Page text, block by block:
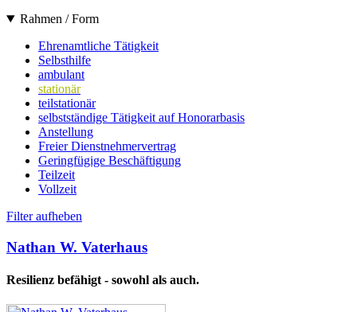
Rahmen / Form
Ehrenamtliche Tätigkeit
Selbsthilfe
ambulant
stationär
teilstationär
selbstständige Tätigkeit auf Honorarbasis
Anstellung
Freier Dienstnehmervertrag
Geringfügige Beschäftigung
Teilzeit
Vollzeit
Filter aufheben
Nathan W. Vaterhaus
Resilienz befähigt - sowohl als auch.